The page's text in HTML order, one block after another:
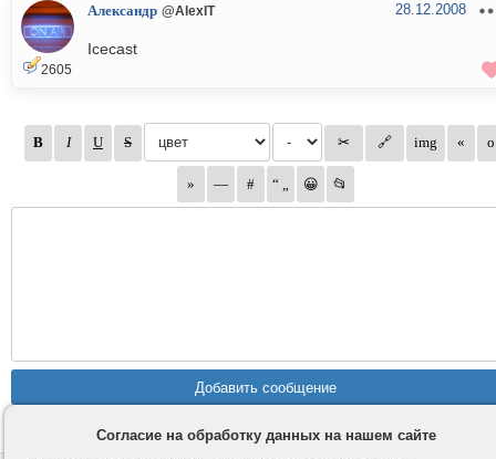
2605
Александр @AlexIT 28.12.2008
Icecast
Согласие на обработку данных на нашем сайте